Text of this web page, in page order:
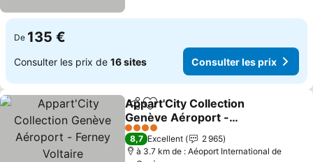
De 135 €
Consulter les prix de 16 sites Consulter les prix
PartagerAjouter à mes favoris
Appart'City Collection
Genève Aéroport -
Ferney Voltaire
4 Étoiles
8,7 Excellent
2 965
à 3.7 km de : Aéoport International de